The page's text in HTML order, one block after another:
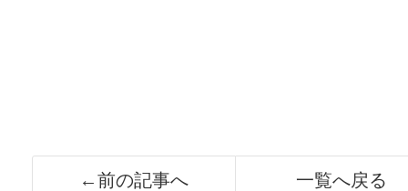
←前の記事へ 一覧へ戻る